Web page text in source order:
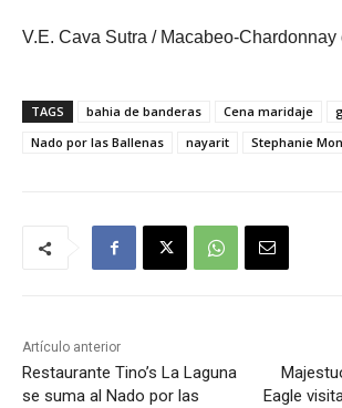
V.E. Cava Sutra / Macabeo-Chardonnay
TAGS bahia de banderas Cena maridaje
Nado por las Ballenas
nayarit Stephanie
Artículo anterior
Restaurante Tino’s La Laguna
se suma al Nado por las
Eagle